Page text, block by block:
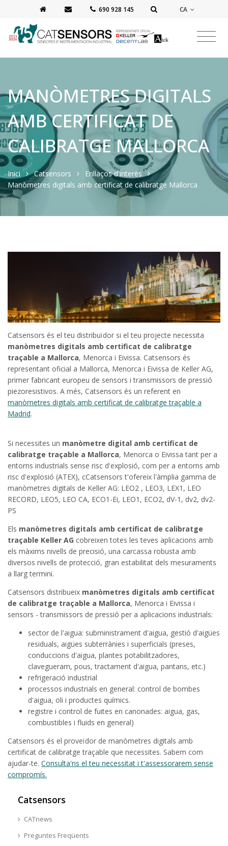
‭690 928 145‬ CA
MANÒMETRES DIGITALS
AMB CERTIFICAT DE
CALIBRATGE MALLORCA
Inici Catsensors
Enllaços d'interès
Manòmetres digitals amb certificat de calibratge Mallorca
Catsensors
CATnews
Preguntes Freqüents
Catsensors és el teu distribuïdor si el teu projecte necessita
manòmetres digitals amb certificat de calibratge
traçable a Mallorca, Menorca i Eivissa. Catsensors és
representant oficial a Mallorca, Menorca i Eivissa de Keller AG,
primer fabricant europeu de sensors i transmissors de pressió
piezoresistivos. A més, Catsensors és un referent en
manòmetres digitals amb certificat de calibratge traçable a
Madrid.
Si necessites un manòmetre digital amb certificat de
calibratge traçable a Mallorca, Menorca o Eivissa tant per a
entorns industrials sense risc d'explosió, com per a entorns amb
risc d'explosió (ATEX), cCatsensors t'ofereix l'àmplia gamma de
manòmetres digitals de Keller AG: LEO2 , LEO3, LEX1, LEO
RECORD, LEO5, LEO CA, ECO1-Ei, LEO1, ECO2, dV-1, dv2, dv2-
PS
Els manòmetres digitals amb certificat de calibratge
traçable Keller AG cobreixen totes les teves aplicacions amb
els màxims nivells de precisió, una carcassa robusta amb
diversos nivells de protecció, gran estabilitat dels mesuraments
a llarg termini.
Catsensors distribueix manòmetres digitals amb certificat
de calibratge traçable a Mallorca, Menorca i Eivissa i
sensors - transmissors de pressió per a aplicacions industrials:
sector de l'aigua: subministrament d'aigua, gestió d'aigües
residuals, aigües subterrànies i superficials (preses,
conduccions d'aigua, plantes potabilitzadores,
clavegueram, pous, tractament d'aigua, pantans, etc.)
refrigeració industrial
processos industrials en general: control de bombes
d'aigua, oli i productes químics.
registre i control de fuites en canonades: aigua, gas,
combustibles i fluids en general)
Catsensors és el proveïdor de manòmetres digitals amb
certificat de calibratge traçable que necessites. Sabem com
ajudar-te. Consulta'ns el teu necessitat i t'assessorarem sense
compromís.